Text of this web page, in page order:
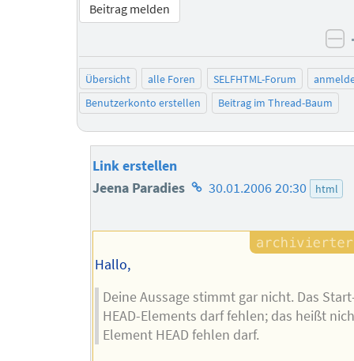
Beitrag melden
Übersicht alle Foren SELFHTML-Forum
Benutzerkonto erstellen
Beitrag im Thread-Baum
Link erstellen
Jeena Paradies Homepage
Autors
30.01.2006 20:30 html
Hallo,
Deine Aussage stimmt gar nicht. Das
HEAD-Elements darf fehlen; das heißt
Element HEAD fehlen darf.